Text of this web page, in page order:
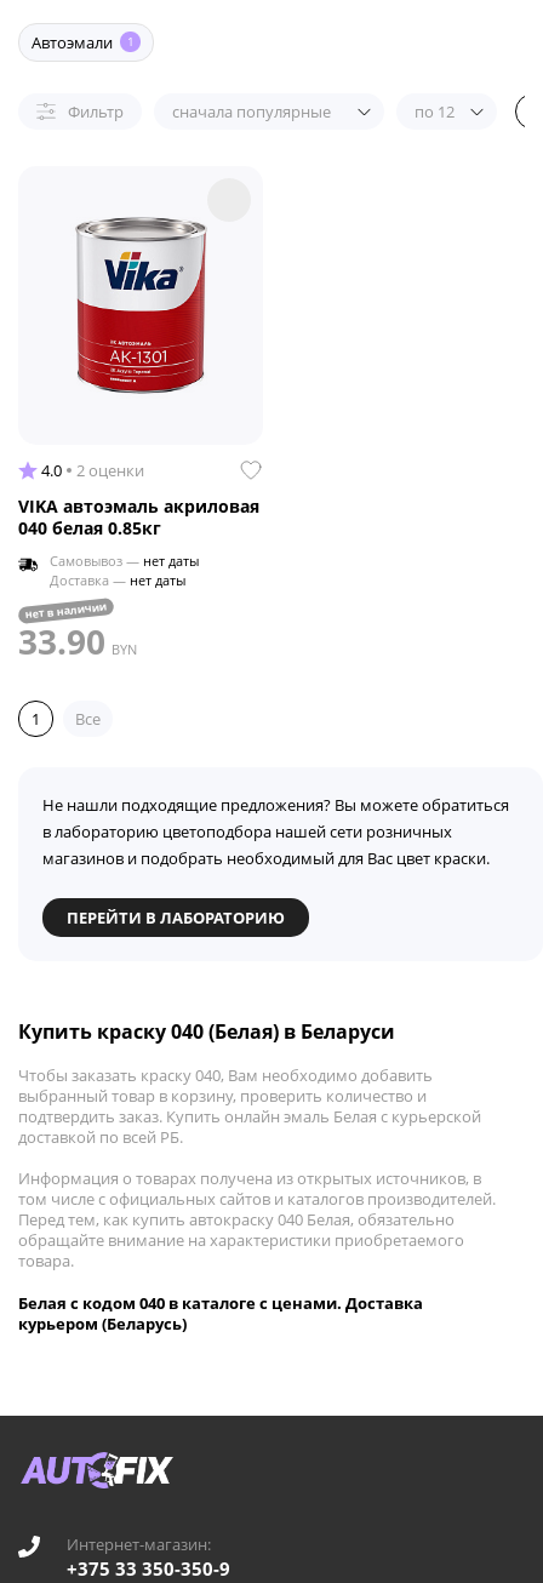
Автоэмали 1
Фильтр сначала популярные по 12
4.0 2 оценки
VIKA автоэмаль акриловая
040 белая 0.85кг
Самовывоз — нет даты
Доставка — нет даты
нет в наличии
33.90 BYN
1 Все
Не нашли подходящие предложения? Вы можете обратиться
в лабораторию цветоподбора нашей сети розничных
магазинов и подобрать необходимый для Вас цвет краски.
ПЕРЕЙТИ В ЛАБОРАТОРИЮ
Купить краску 040 (Белая) в Беларуси
Чтобы заказать краску 040, Вам необходимо добавить
выбранный товар в корзину, проверить количество и
подтвердить заказ. Купить онлайн эмаль Белая с курьерской
доставкой по всей РБ.
Информация о товарах получена из открытых источников, в
том числе с официальных сайтов и каталогов производителей.
Перед тем, как купить автокраску 040 Белая, обязательно
обращайте внимание на характеристики приобретаемого
товара.
Белая с кодом 040 в каталоге с ценами. Доставка
курьером (Беларусь)
Интернет-магазин:
+375 33 350-350-9